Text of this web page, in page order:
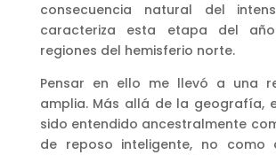
consecuencia natural del
caracteriza esta etapa del
regiones del hemisferio norte.
Pensar en ello me llevó a una
amplia. Más allá de la geografía,
sido entendido ancestralmente
de reposo inteligente, no como